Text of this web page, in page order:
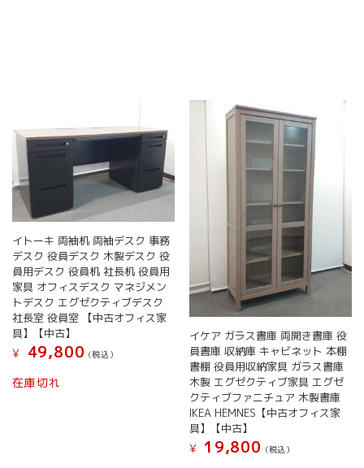
イトーキ 両袖机 両袖デスク 事務
デスク 役員デスク 木製デスク 役
員用デスク 役員机 社長机 役員用
家具 オフィスデスク マネジメン
トデスク エグゼクティブデスク
社長室 役員室 【中古オフィス家
具】【中古】
¥
49,800 (税込）
在庫切れ
イケア ガラス書庫 両開き書庫 役
員書庫 収納庫 キャビネット 本棚
書棚 役員用収納家具 ガラス書庫
木製 エグゼクティブ家具 エグゼ
クティブファニチュア 木製書庫
IKEA HEMNES【中古オフィス家
具】【中古】
¥
19,800 (税込）